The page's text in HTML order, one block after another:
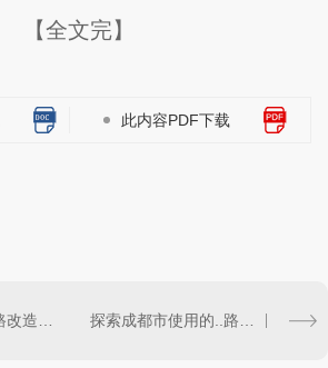
【全文完】
此内容PDF下载